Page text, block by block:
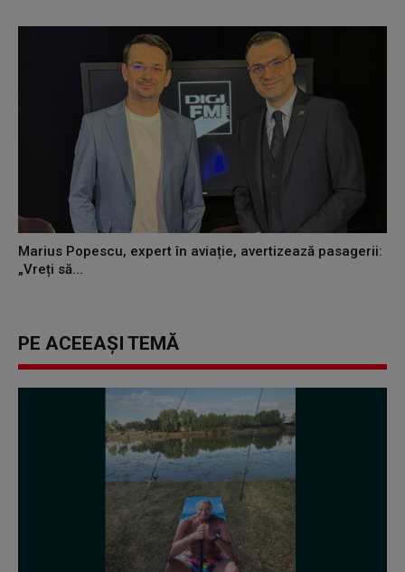
Marius Popescu, expert în aviație, avertizează pasagerii:
„Vreți să...
PE ACEEAȘI TEMĂ